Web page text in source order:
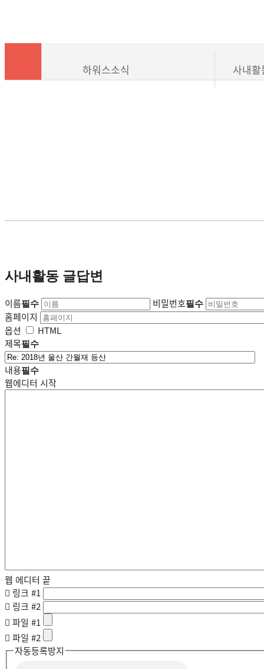
하워스소식 사내활
사내활동 글답변
이름필수 비밀번호필수
홈페이지
옵션
HTML
제목필수
내용필수
웹에디터 시작
웹 에디터 끝
링크 #1
링크 #2
파일 #1
파일 #2
자동등록방지